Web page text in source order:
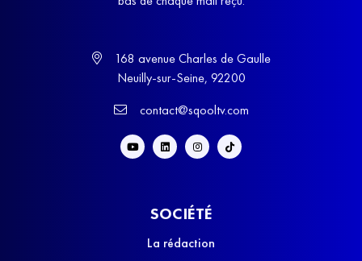
168 avenue Charles de Gaulle
Neuilly-sur-Seine, 92200
contact@sqooltv.com
SOCIÉTÉ
La rédaction